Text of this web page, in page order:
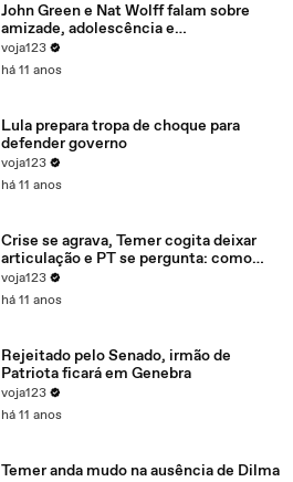
John Green e Nat Wolff falam sobre
amizade, adolescência e
amadurecimento
voja123
há 11 anos
Lula prepara tropa de choque para
defender governo
voja123
há 11 anos
Crise se agrava, Temer cogita deixar
articulação e PT se pergunta: como
recompor o governo?
voja123
há 11 anos
Rejeitado pelo Senado, irmão de
Patriota ficará em Genebra
voja123
há 11 anos
Temer anda mudo na ausência de Dilma